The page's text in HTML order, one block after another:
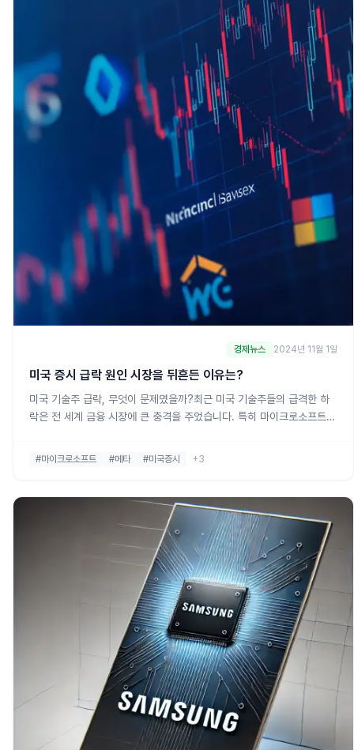
경제뉴스 2024년 11월 1일
미국 증시 급락 원인 시장을 뒤흔든 이유는?
미국 기술주 급락, 무엇이 문제였을까?최근 미국 기술주들의 급격한 하
락은 전 세계 금융 시장에 큰 충격을 주었습니다. 특히 마이크로소프트와
#마이크로소프트 #메타 #미국증시 +3